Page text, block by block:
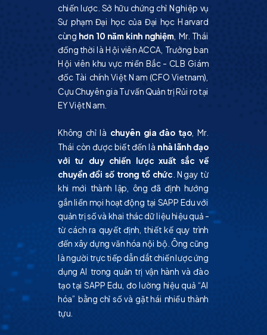
chiến lược. Sở hữu chứng chỉ Nghiệp vụ
Sư phạm Đại học của Đại học Harvard
cùng hơn 10 năm kinh nghiệm, Mr. Thái
đồng thời là Hội viên ACCA, Trưởng ban
Hội viên khu vực miền Bắc - CLB Giám
đốc Tài chính Việt Nam (CFO Vietnam),
Cựu Chuyên gia Tư vấn Quản trị Rủi ro tại
EY Việt Nam.
Không chỉ là chuyên gia đào tạo, Mr.
Thái còn được biết đến là nhà lãnh đạo
với tư duy chiến lược xuất sắc về
chuyển đổi số trong tổ chức . Ngay từ
khi mới thành lập, ông đã định hướng
gắn liền mọi hoạt động tại SAPP Edu với
quản trị số và khai thác dữ liệu hiệu quả -
từ cách ra quyết định, thiết kế quy trình
đến xây dựng văn hóa nội bộ. Ông cũng
là người trực tiếp dẫn dắt chiến lược ứng
dụng AI trong quản trị vận hành và đào
tạo tại SAPP Edu, đo lường hiệu quả “AI
hóa” bằng chỉ số và gặt hái nhiều thành
tựu.